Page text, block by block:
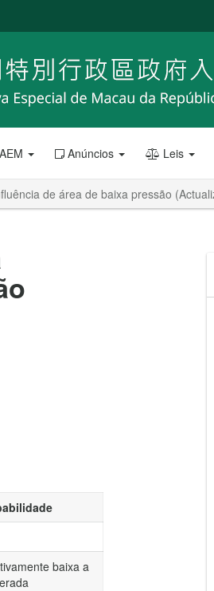
Anúncios Leis
de área de baixa pressão
baixa a